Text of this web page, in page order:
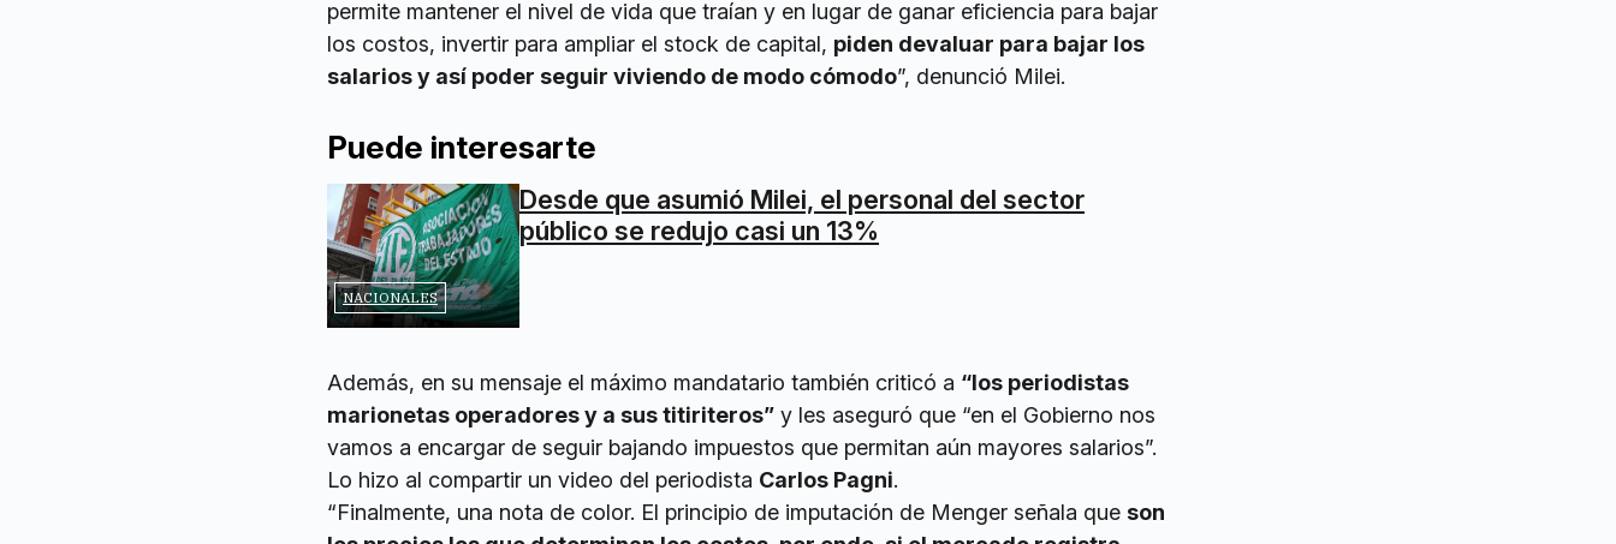
permite mantener el nivel de vida que traían y en lugar de ganar eficiencia para bajar
los costos, invertir para ampliar el stock de capital, piden devaluar para bajar los
salarios y así poder seguir viviendo de modo cómodo”, denunció Milei.
Puede interesarte
NACIONALES
Desde que asumió Milei, el personal del sector
público se redujo casi un 13%
Además, en su mensaje el máximo mandatario también criticó a “los periodistas
marionetas operadores y a sus titiriteros” y les aseguró que “en el Gobierno nos
vamos a encargar de seguir bajando impuestos que permitan aún mayores salarios”.
Lo hizo al compartir un video del periodista Carlos Pagni.
“Finalmente, una nota de color. El principio de imputación de Menger señala que son